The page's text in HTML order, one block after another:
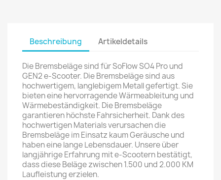
Beschreibung Artikeldetails
Die Bremsbeläge sind für SoFlow SO4 Pro und
GEN2 e-Scooter. Die Bremsbeläge sind aus
hochwertigem, langlebigem Metall gefertigt. Sie
bieten eine hervorragende Wärmeableitung und
Wärmebeständigkeit. Die Bremsbeläge
garantieren höchste Fahrsicherheit. Dank des
hochwertigen Materials verursachen die
Bremsbeläge im Einsatz kaum Geräusche und
haben eine lange Lebensdauer. Unsere über
langjährige Erfahrung mit e-Scootern bestätigt,
dass diese Beläge zwischen 1.500 und 2.000 KM
Laufleistung erzielen.